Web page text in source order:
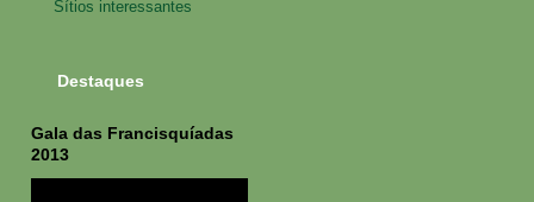
Sítios interessantes
Destaques
Gala das Francisquíadas
2013